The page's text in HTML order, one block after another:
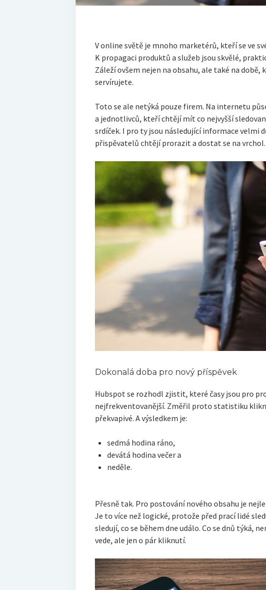
V online světě je mnoho marketérů, kteří se ve
K propagaci produktů a služeb jsou skvělé,
Záleží ovšem nejen na obsahu, ale také na době,
servírujete.
Toto se ale netýká pouze firem. Na internetu
a jednotlivců, kteří chtějí mít co nejvyšší
srdíček. I pro ty jsou následující informace velmi
přispěvatelů chtějí prorazit a dostat se na vrchol.
Dokonalá doba pro nový příspěvek
Hubspot se rozhodl zjistit, které časy jsou pro
nejfrekventovanější. Změřil proto statistiku
překvapivé. A výsledkem je:
sedmá hodina ráno,
devátá hodina večer a
neděle.
Přesně tak. Pro postování nového obsahu je
Je to více než logické, protože před prací lidé
sledují, co se během dne událo. Co se dnů týká,
vede, ale jen o pár kliknutí.